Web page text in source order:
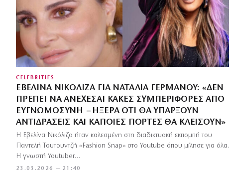
CELEBRITIES
ΕΒΕΛΊΝΑ ΝΙΚΌΛΙΖΑ ΓΙΑ ΝΑΤΑΛΊΑ ΓΕΡΜΑΝΟΎ: «ΔΕΝ
ΠΡΈΠΕΙ ΝΑ ΑΝΈΧΕΣΑΙ ΚΑΚΈΣ ΣΥΜΠΕΡΙΦΟΡΈΣ ΑΠΌ
ΕΥΓΝΩΜΟΣΎΝΗ – ΉΞΕΡΑ ΌΤΙ ΘΑ ΥΠΆΡΞΟΥΝ
ΑΝΤΙΔΡΆΣΕΙΣ ΚΑΙ ΚΆΠΟΙΕΣ ΠΌΡΤΕΣ ΘΑ ΚΛΕΊΣΟΥΝ»
23.03.2026 — 21:40
Η Εβελίνα Νικόλιζα ήταν καλεσμένη στη διαδικτυακή εκπομπή του
Παντελή Τουτουντζή «Fashion Snap» στο Youtube όπου μίλησε για όλα.
Η γνωστή Youtuber…